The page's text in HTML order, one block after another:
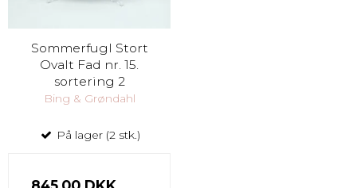
Sommerfugl Stort
Ovalt Fad nr. 15.
sortering 2
Bing & Grøndahl
På lager (2 stk.)